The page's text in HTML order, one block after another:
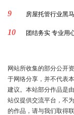
9 房屋托管行业黑
10 团结务实 专业用
网站所收集的部分公开
于网络分享，并不代表
建议。本站部分作品是
站仅提供交流平台，不
的作品，请与我们取得